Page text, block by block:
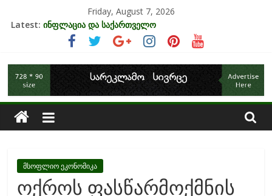
Friday, August 7, 2026
Latest: ინფლაცია და საქართველო
კრიზისის ზეგავლენა ტურიზმის ინდუსტრიაზე
მიგრაციისა და ეკონომიკის ურთიერთკავშირი
EU-ის კანდიდატის სტატუსის ეკონომიკური სარგებელი
უძრავი ქონების ბაზარი საქართველოში
საქართველოს
ეკონომიკა
მსოფლიო ეკონომიკა
ოქროს ფასწარმოქმნის